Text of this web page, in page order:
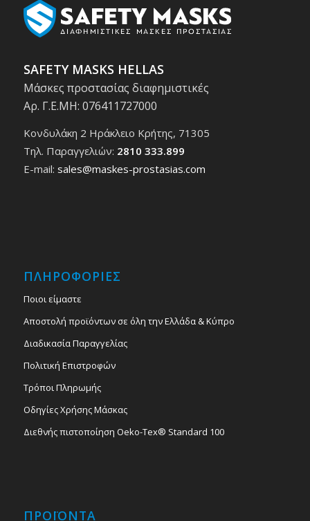
SAFETY MASKS HELLAS
Μάσκες προστασίας διαφημιστικές
Αρ. Γ.Ε.ΜΗ: 076411727000
Κονδυλάκη 2 Ηράκλειο Κρήτης, 71305
Τηλ. Παραγγελιών: 2810 333.899
E-mail: sales@maskes-prostasias.com
ΠΛΗΡΟΦΟΡΙΕΣ
Ποιοι είμαστε
Αποστολή προϊόντων σε όλη την Ελλάδα & Κύπρο
Διαδικασία Παραγγελίας
Πολιτική Επιστροφών
Τρόποι Πληρωμής
Οδηγίες Χρήσης Μάσκας
Διεθνής πιστοποίηση Oeko-Tex® Standard 100
ΠΡΟΪΟΝΤΑ